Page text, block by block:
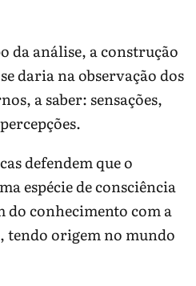
da análise, a construção
daria na observação dos
a saber: sensações,
defendem que o
espécie de consciência
do conhecimento com a
tendo origem no mundo